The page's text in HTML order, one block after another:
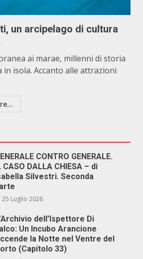
un arcipelago di cultura
ai marae, millenni di storia
in isola. Accanto alle attrazioni
CONTRO GENERALE.
CASO DALLA CHIESA – di
Silvestri. Seconda
25 Luglio 2026
dell’Ispettore Di
Un Incubo Arancione
la Notte nel Ventre del
(Capitolo 33)